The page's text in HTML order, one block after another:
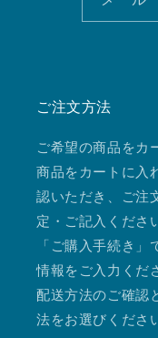
ご注文方法
ご希望の商品をカ
商品をカートに入
認いただき、ご注
定・ご記入くださ
「ご購入手続き
情報をご入力くだ
配送方法のご確認
法をお選びくださ